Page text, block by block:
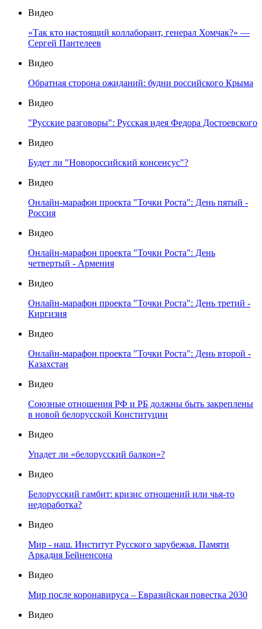
Видео
«Так кто настоящий коллаборант, генерал Хомчак?» —
Сергей Пантелеев
Видео
Обратная сторона ожиданий: будни российского Крыма
Видео
"Русские разговоры": Русская идея Федора Достоевского
Видео
Будет ли "Новороссийский консенсус"?
Видео
Онлайн-марафон проекта "Точки Роста": День пятый -
Россия
Видео
Онлайн-марафон проекта "Точки Роста": День
четвертый - Армения
Видео
Онлайн-марафон проекта "Точки Роста": День третий -
Киргизия
Видео
Онлайн-марафон проекта "Точки Роста": День второй -
Казахстан
Видео
Союзные отношения РФ и РБ должны быть закреплены
в новой белорусской Конституции
Видео
Упадет ли «белорусский балкон»?
Видео
Белорусский гамбит: кризис отношений или чья-то
недоработка?
Видео
Мир - наш. Институт Русского зарубежья. Памяти
Аркадия Бейненсона
Видео
Мир после коронавируса – Евразийская повестка 2030
Видео